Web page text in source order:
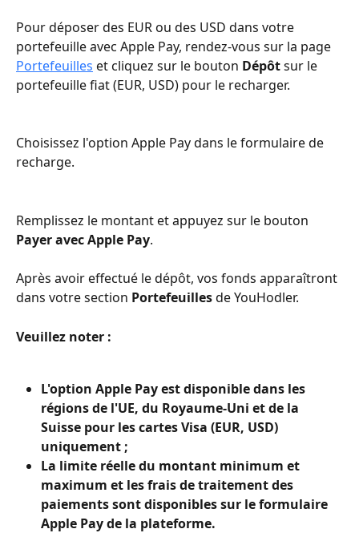
Pour déposer des EUR ou des USD dans votre
portefeuille avec Apple Pay, rendez-vous sur la page
Portefeuilles et cliquez sur le bouton Dépôt sur le
portefeuille fiat (EUR, USD) pour le recharger.
Choisissez l'option Apple Pay dans le formulaire de
recharge.
Remplissez le montant et appuyez sur le bouton
Payer avec Apple Pay.
Après avoir effectué le dépôt, vos fonds apparaîtront
dans votre section Portefeuilles de YouHodler.
Veuillez noter :
L'option Apple Pay est disponible dans les
régions de l'UE, du Royaume-Uni et de la
Suisse pour les cartes Visa (EUR, USD)
uniquement ;
La limite réelle du montant minimum et
maximum et les frais de traitement des
paiements sont disponibles sur le formulaire
Apple Pay de la plateforme.